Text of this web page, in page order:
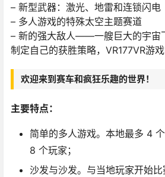
– 新型武器：激光、地雷和连锁闪电
– 多人游戏的特殊太空主题赛道
– 新的强大敌人——一艘巨大的宇宙
制定自己的获胜策略，VR177VR游戏
欢迎来到赛车和疯狂乐趣的世界！
主要特点：
简单的多人游戏。本地最多 4
8 个玩家；
沙发与沙发。与当地玩家开始比